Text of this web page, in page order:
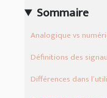
Sommaire
Analogique vs
Définitions des
Différences dans